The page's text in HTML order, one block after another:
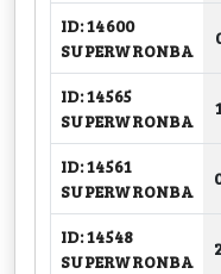
ID: 14600
SUPERWRONBA
ID: 14565
SUPERWRONBA
ID: 14561
SUPERWRONBA
ID: 14548
SUPERWRONBA